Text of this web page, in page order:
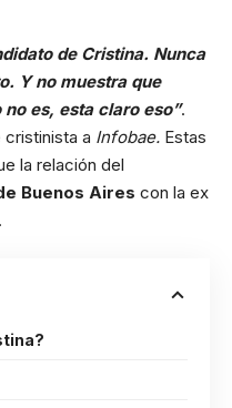
de Cristina. Nunca
Y no muestra que
es, esta claro eso”.
a Infobae. Estas
la relación del
Buenos Aires con la ex